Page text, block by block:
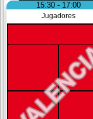
15:30 - 17:00
Jugadores